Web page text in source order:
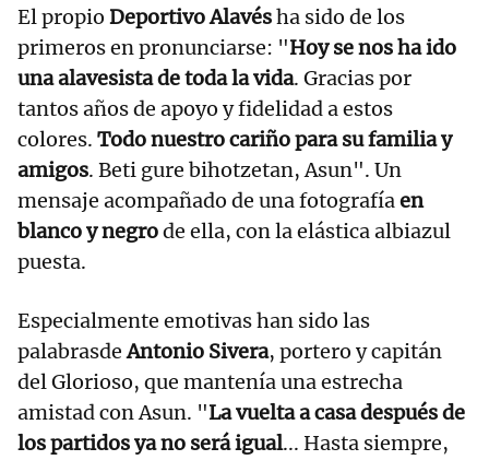
El propio Deportivo Alavésha sido de los
primeros en pronunciarse: "Hoy se nos ha ido
una alavesista de toda la vida. Gracias por
tantos años de apoyo y fidelidad a estos
colores. Todo nuestro cariño para su familia y
amigos. Beti gure bihotzetan, Asun". Un
mensaje acompañado de una fotografíaen
blanco y negrode ella, con la elástica albiazul
puesta.
Especialmente emotivas han sido las
palabrasdeAntonio Sivera, portero y capitán
del Glorioso, que mantenía una estrecha
amistad con Asun. "La vuelta a casa después de
los partidos ya no será igual... Hasta siempre,